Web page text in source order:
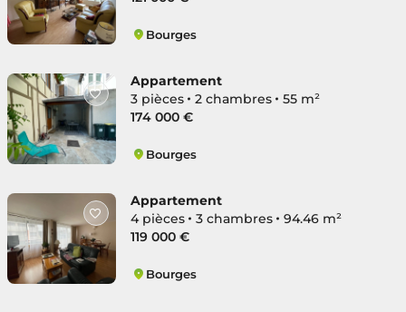
Bourges
Appartement
3 pièces
2 chambres
55 m²
174 000 €
Bourges
Appartement
4 pièces
3 chambres
94.46 m²
119 000 €
Bourges